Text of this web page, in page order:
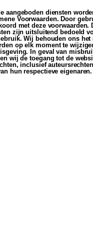
aangeboden diensten
Voorwaarden. Door
met deze voorwaarden.
zijn uitsluitend bedoeld
Wij behouden ons
op elk moment te
In geval van
wij de toegang tot de
inclusief
hun respectieve eigenaren.